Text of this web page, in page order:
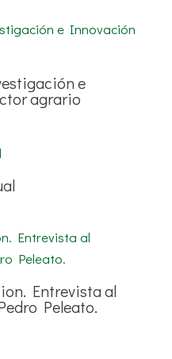
e
agrario
Entrevista al
Peleato.